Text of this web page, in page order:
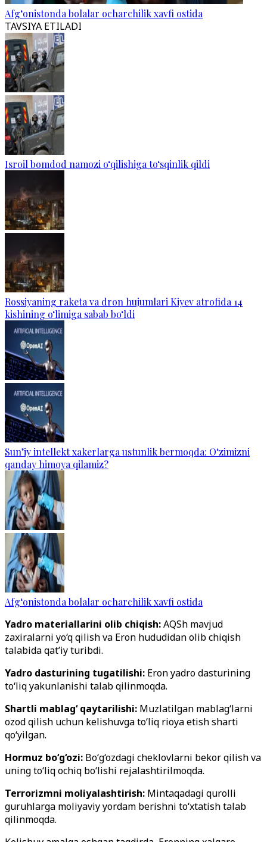
Afg‘onistonda bolalar ocharchilik xavfi ostida
TAVSIYA ETILADI
Isroil bomdod namozi o‘qilishiga to‘sqinlik qildi
Rossiyaning raketa va dron hujumlari Kiyev atrofida 14
kishining o‘limiga sabab bo‘ldi
Sun’iy intellekt xakerlarga ustunlik bermoqda: O‘zimizni
qanday himoya qilamiz?
Afg‘onistonda bolalar ocharchilik xavfi ostida
Yadro materiallarini olib chiqish:AQSh mavjud
zaxiralarni yo‘q qilish va Eron hududidan olib chiqish
talabida qat’iy turibdi.
Yadro dasturining tugatilishi: Eron yadro dasturining
to‘liq yakunlanishi talab qilinmoqda.
Shartli mablag‘ qaytarilishi: Muzlatilgan mablag‘larni
ozod qilish uchun kelishuvga to‘liq rioya etish sharti
qo‘yilgan.
Hormuz bo‘g‘ozi: Bo‘g‘ozdagi cheklovlarni bekor qilish va
uning to‘liq ochiq bo‘lishi rejalashtirilmoqda.
Terrorizmni moliyalashtirish: Mintaqadagi qurolli
guruhlarga moliyaviy yordam berishni to‘xtatish talab
qilinmoqda.